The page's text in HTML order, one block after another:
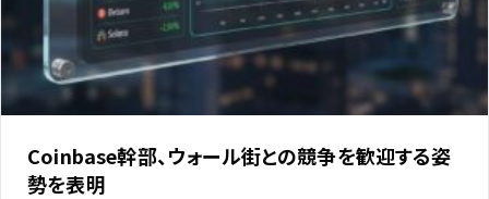
Coinbase幹部、ウォール街との競争を歓迎する姿
勢を表明